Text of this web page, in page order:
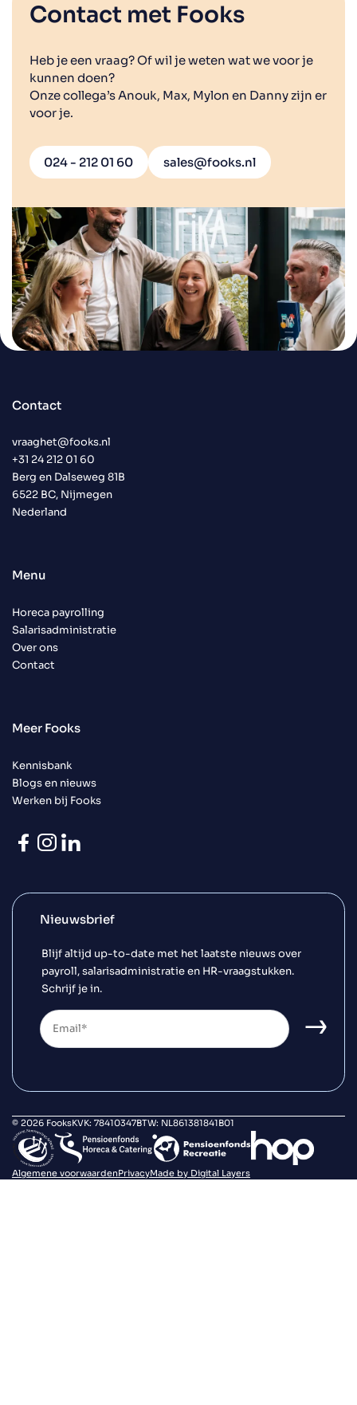
Contact met Fooks
Heb je een vraag? Of wil je weten wat we voor je
kunnen doen?
Onze collega’s Anouk, Max, Mylon en Danny zijn er
voor je.
024 - 212 01 60 sales@fooks.nl
Contact
vraaghet@fooks.nl
+31 24 212 01 60
Berg en Dalseweg 81B
6522 BC, Nijmegen
Nederland
Menu
Horeca payrolling
Salarisadministratie
Over ons
Contact
Meer Fooks
Kennisbank
Blogs en nieuws
Werken bij Fooks
Nieuwsbrief
Blijf altijd up-to-date met het laatste nieuws over
payroll, salarisadministratie en HR-vraagstukken.
Schrijf je in.
© 2026 FooksKVK: 78410347BTW: NL861381841B01
Algemene voorwaardenPrivacyMade by Digital Layers